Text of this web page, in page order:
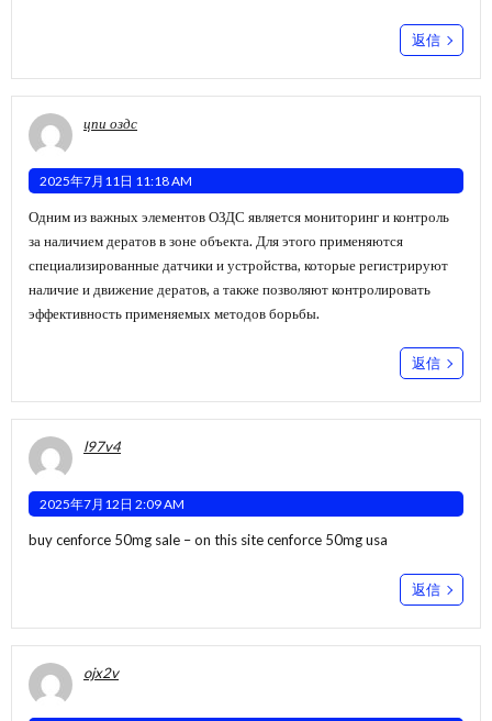
返信
цпи оздс
2025年7月11日 11:18 AM
Одним из важных элементов ОЗДС является мониторинг и контроль
за наличием дератов в зоне объекта. Для этого применяются
специализированные датчики и устройства, которые регистрируют
наличие и движение дератов, а также позволяют контролировать
эффективность применяемых методов борьбы.
返信
l97v4
2025年7月12日 2:09 AM
buy cenforce 50mg sale –on this sitecenforce 50mg usa
返信
ojx2v